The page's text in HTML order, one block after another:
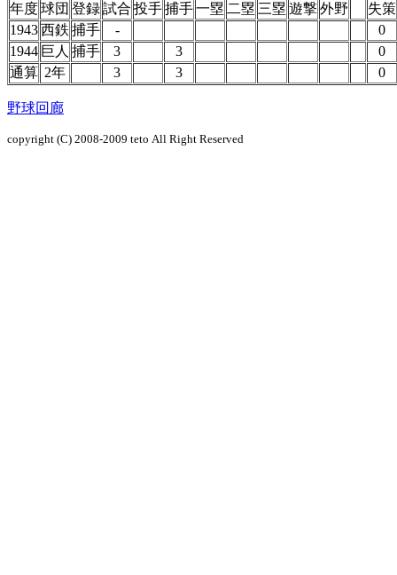
年度球団 登録試合 投手捕手一塁 二塁 三塁 遊撃外野
失策
1943西鉄 捕手 -
0
1944 巨人 捕手 3 3
0
通算 2年 3 3 0
野球回廊
copyright (C) 2008-2009 teto All Right Reserved